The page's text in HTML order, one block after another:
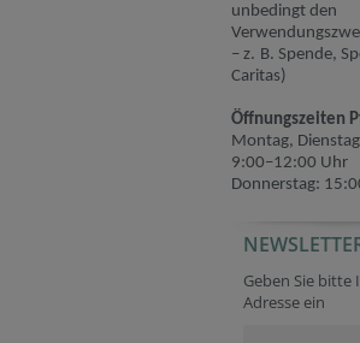
unbedingt den
– z. B. Spende,
Caritas)
Öffnungszeiten
Montag,
9:00–12:00 Uhr
Donnerstag:
Geben Sie bitte
Adresse ein